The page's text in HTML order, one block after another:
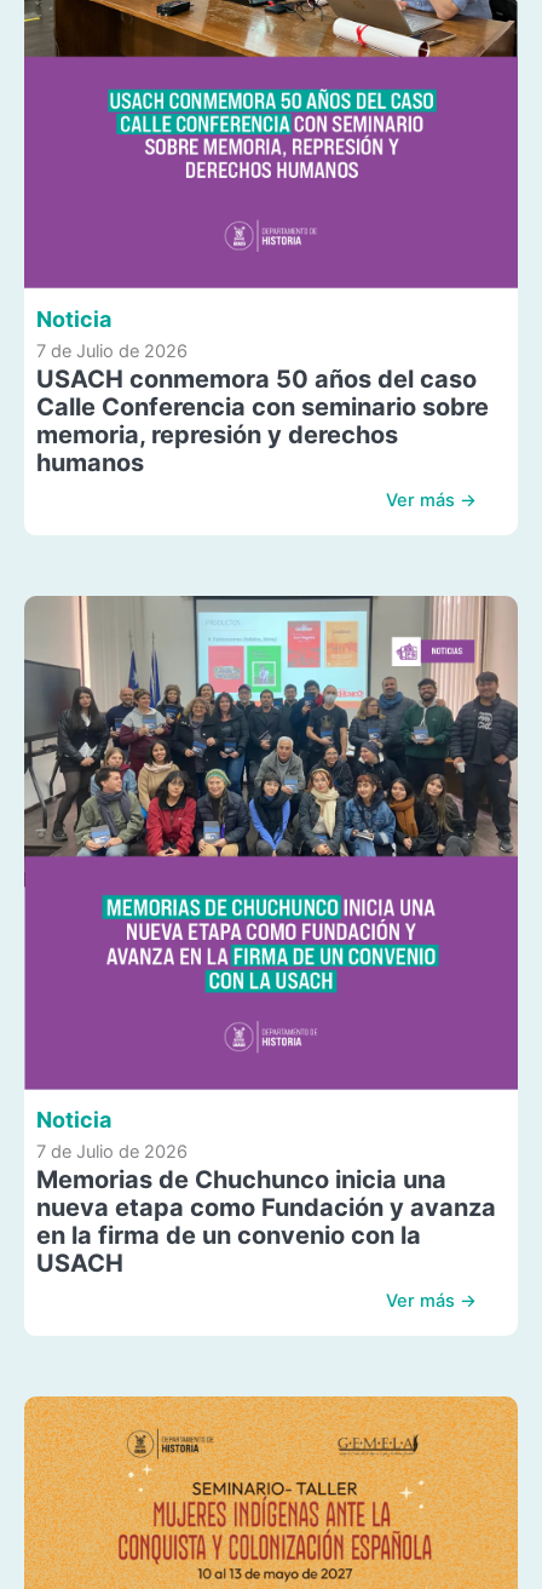
Noticia
7 de Julio de 2026
USACH conmemora 50 años del caso
Calle Conferencia con seminario sobre
memoria, represión y derechos
humanos
Ver más →
Noticia
7 de Julio de 2026
Memorias de Chuchunco inicia una
nueva etapa como Fundación y avanza
en la firma de un convenio con la
USACH
Ver más →